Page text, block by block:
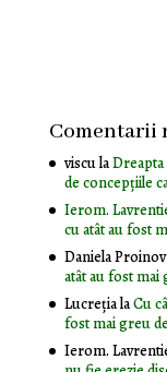
Comentarii
viscula
de concepțiile
Ierom.
cu atât au fost
Daniela Proinov
atât au fost
LucrețialaCu
fost mai greu
Ierom.